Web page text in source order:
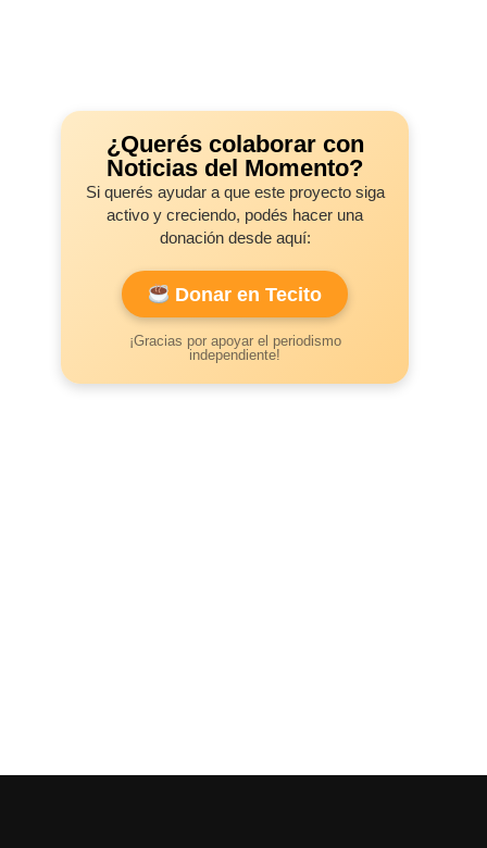
¿Querés colaborar con
Noticias del Momento?
Si querés ayudar a que este proyecto siga
activo y creciendo, podés hacer una
donación desde aquí:
Donar en Tecito
¡Gracias por apoyar el periodismo
independiente!